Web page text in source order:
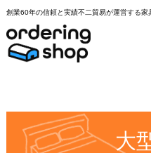
創業60年の信頼と実績不二貿易が運営する家
大